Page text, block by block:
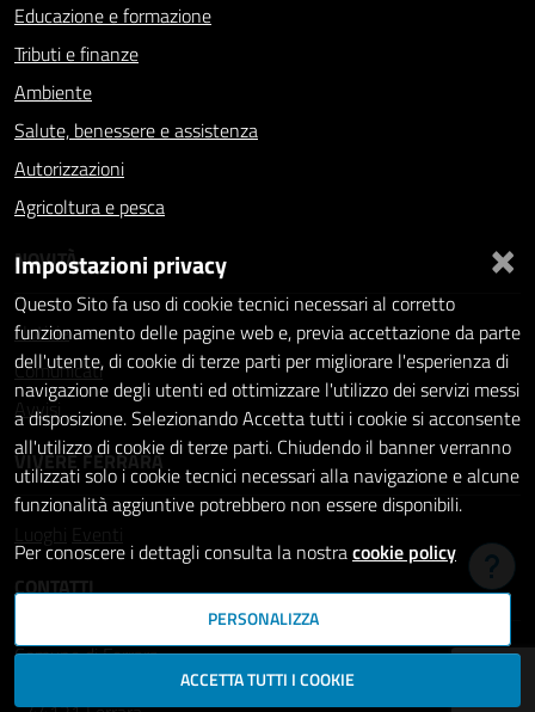
Educazione e formazione
Tributi e finanze
Ambiente
Salute, benessere e assistenza
Autorizzazioni
Agricoltura e pesca
NOVITÀ
Notizie
Comunicati
Avvisi
VIVERE FERRARA
Luoghi
Eventi
CONTATTI
Comune di Ferrara
Piazza del Municipio, 2
×
Impostazioni privacy
Questo Sito fa uso di cookie tecnici necessari al corretto
funzionamento delle pagine web e, previa accettazione da parte
dell'utente, di cookie di terze parti per migliorare l'esperienza di
navigazione degli utenti ed ottimizzare l'utilizzo dei servizi messi
a disposizione. Selezionando Accetta tutti i cookie si acconsente
all'utilizzo di cookie di terze parti. Chiudendo il banner verranno
utilizzati solo i cookie tecnici necessari alla navigazione e alcune
funzionalità aggiuntive potrebbero non essere disponibili.
Per conoscere i dettagli consulta la nostracookie policy
PERSONALIZZA
ACCETTA TUTTI I COOKIE
Hai